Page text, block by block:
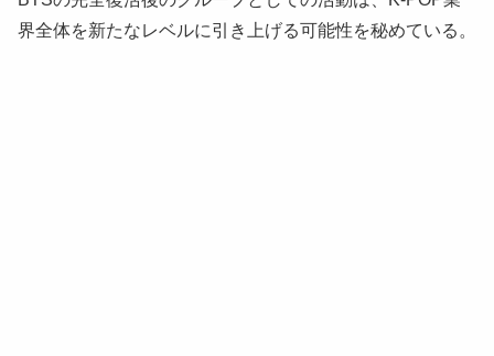
界全体を新たなレベルに引き上げる可能性を秘めている。